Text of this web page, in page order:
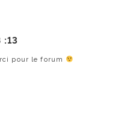
:13
pour le forum